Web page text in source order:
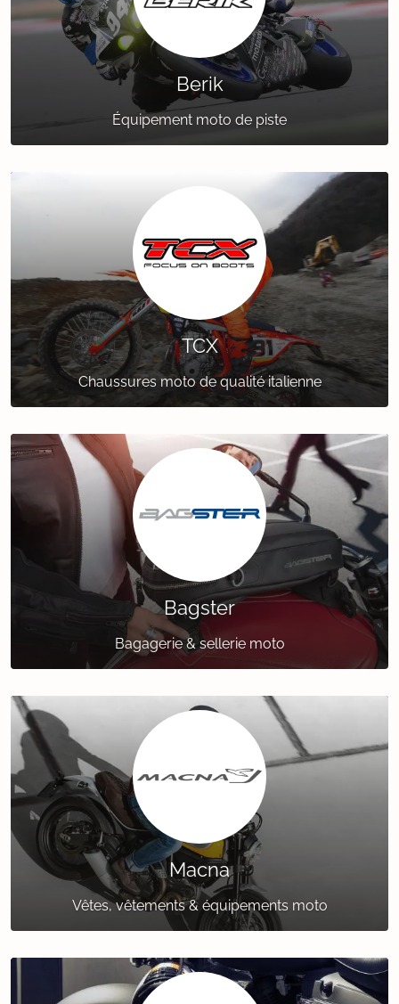
Berik
Équipement moto de piste
TCX
Chaussures moto de qualité italienne
Bagster
Bagagerie & sellerie moto
Macna
Vêtes, vêtements & équipements moto